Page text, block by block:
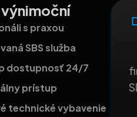
výnimoční
s praxou
SBS služba
dostupnosť 24/7
prístup
technické vybavenie